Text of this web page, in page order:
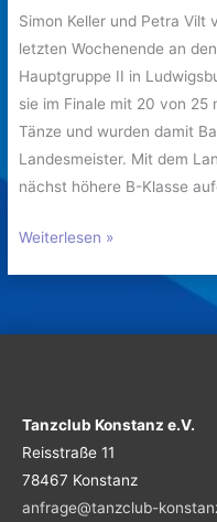
Simon Keller und Petra Vilt
letzten Wochenende an
Hauptgruppe II in
sie im Finale mit 20 von 25
Tänze und wurden damit
Landesmeister. Mit dem
nächst höhere B-Klasse
Weiterlesen »
Tanzclub Konstanz e.V.
Reisstraße 11
78467 Konstanz
anfrage@tanzclub-